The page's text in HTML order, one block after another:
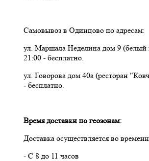
Самовывоз в Одинцово по адресам:
ул. Маршала Неделина дом 9 (белый
21:00 - бесплатно.
ул. Говорова дом 40а (ресторан
- бесплатно.
Время доставки по геозонам:
Доставка осуществляется во
- С 8 до 11 часов